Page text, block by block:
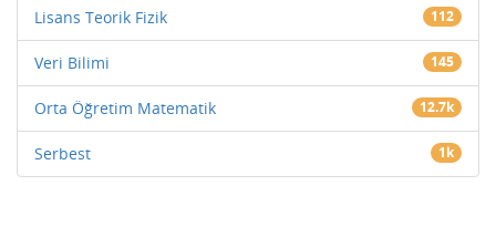
Lisans Teorik Fizik 112
Veri Bilimi 145
Orta Öğretim Matematik 12.7k
Serbest 1k